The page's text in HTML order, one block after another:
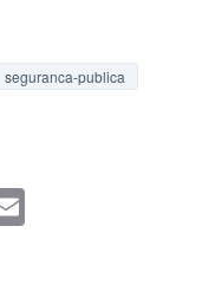
seguranca-publica